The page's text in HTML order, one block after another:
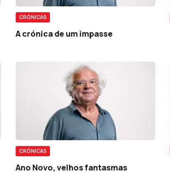
CRÓNICAS
A crónica de um impasse
CRÓNICAS
Ano Novo, velhos fantasmas